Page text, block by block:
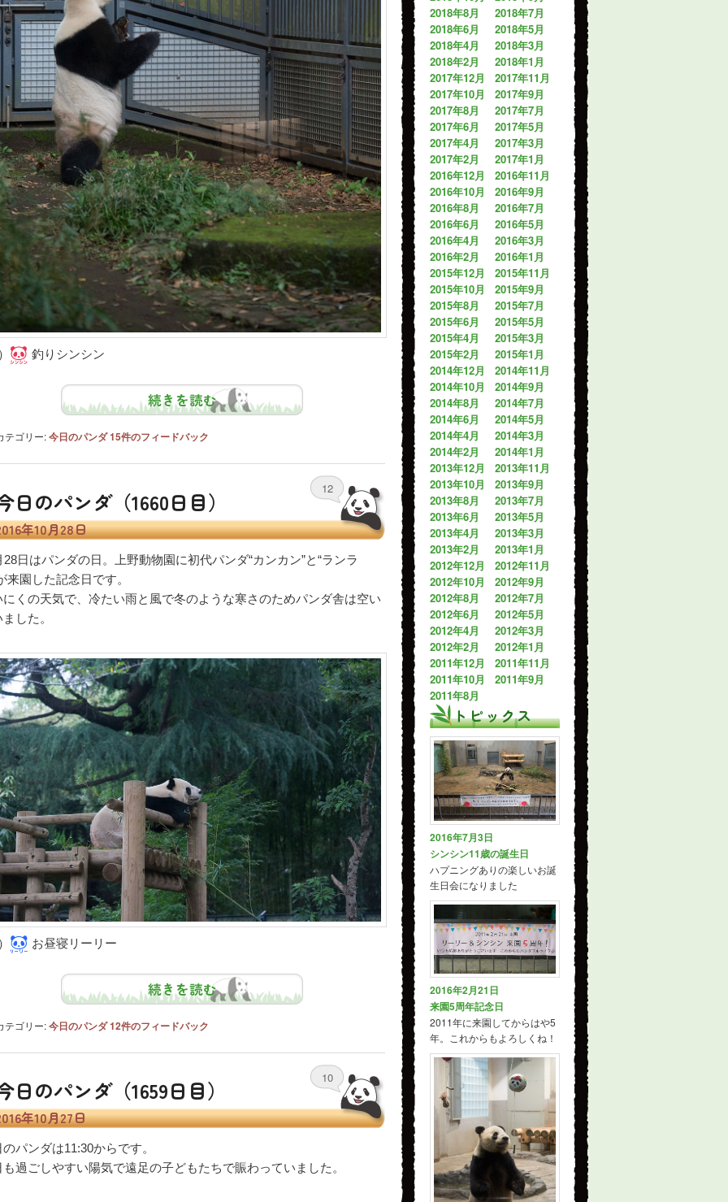
釣りシンシン
続きを読む
テゴリー:今日のパンダ15件のフィードバック
日のパンダ（1660日目）
年10月28日
12
28日はパンダの日。上野動物園に初代パンダ“カンカン”と“ランラ
来園した記念日です。
にくの天気で、冷たい雨と風で冬のような寒さのためパンダ舎は空い
した。
お昼寝リーリー
続きを読む
テゴリー:今日のパンダ12件のフィードバック
日のパンダ（1659日目）
年10月27日
10
パンダは11:30からです。
も過ごしやすい陽気で遠足の子どもたちで賑わっていました。
2018年8月
2018年7月
2018年6月
2018年5月
2018年4月
2018年3月
2018年2月
2018年1月
2017年12月
2017年11月
2017年10月
2017年9月
2017年8月
2017年7月
2017年6月
2017年5月
2017年4月
2017年3月
2017年2月
2017年1月
2016年12月
2016年11月
2016年10月
2016年9月
2016年8月
2016年7月
2016年6月
2016年5月
2016年4月
2016年3月
2016年2月
2016年1月
2015年12月
2015年11月
2015年10月
2015年9月
2015年8月
2015年7月
2015年6月
2015年5月
2015年4月
2015年3月
2015年2月
2015年1月
2014年12月
2014年11月
2014年10月
2014年9月
2014年8月
2014年7月
2014年6月
2014年5月
2014年4月
2014年3月
2014年2月
2014年1月
2013年12月
2013年11月
2013年10月
2013年9月
2013年8月
2013年7月
2013年6月
2013年5月
2013年4月
2013年3月
2013年2月
2013年1月
2012年12月
2012年11月
2012年10月
2012年9月
2012年8月
2012年7月
2012年6月
2012年5月
2012年4月
2012年3月
2012年2月
2012年1月
2011年12月
2011年11月
2011年10月
2011年9月
2011年8月
トピックス
2016年7月3日
シンシン11歳の誕生日
ハプニングありの楽しいお誕
生日会になりました
2016年2月21日
来園5周年記念日
2011年に来園してからはや5
年。これからもよろしくね！